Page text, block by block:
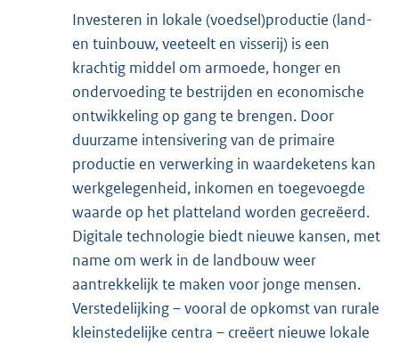
Investeren in lokale (voedsel)productie (land-
en tuinbouw, veeteelt en visserij) is een
krachtig middel om armoede, honger en
ondervoeding te bestrijden en economische
ontwikkeling op gang te brengen. Door
duurzame intensivering van de primaire
productie en verwerking in waardeketens kan
werkgelegenheid, inkomen en toegevoegde
waarde op het platteland worden gecreëerd.
Digitale technologie biedt nieuwe kansen, met
name om werk in de landbouw weer
aantrekkelijk te maken voor jonge mensen.
Verstedelijking – vooral de opkomst van rurale
kleinstedelijke centra – creëert nieuwe lokale